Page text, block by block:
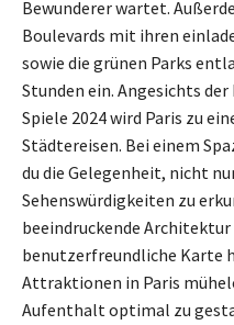
Bewunderer wartet.
Boulevards mit ihren
sowie die grünen Parks
Stunden ein. Angesichts
Spiele 2024 wird Paris zu
Städtereisen. Bei einem
du die Gelegenheit, nicht
Sehenswürdigkeiten zu
beeindruckende Architektur
benutzerfreundliche Karte
Attraktionen in Paris
Aufenthalt optimal zu